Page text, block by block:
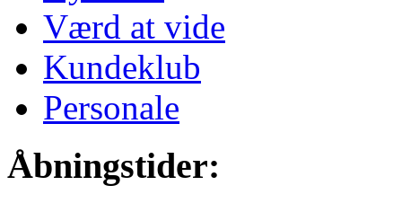
Værd at vide
Kundeklub
Personale
Åbningstider: